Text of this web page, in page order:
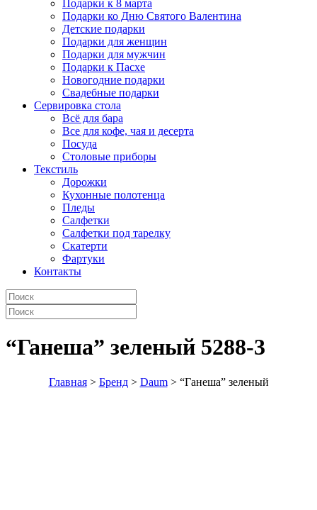
Подарки к 8 марта
Подарки ко Дню Святого Валентина
Детские подарки
Подарки для женщин
Подарки для мужчин
Подарки к Пасхе
Новогодние подарки
Свадебные подарки
Сервировка стола
Всё для бара
Все для кофе, чая и десерта
Посуда
Столовые приборы
Текстиль
Дорожки
Кухонные полотенца
Пледы
Салфетки
Салфетки под тарелку
Скатерти
Фартуки
Контакты
“Ганеша” зеленый 5288-3
Главная> Бренд> Daum> “Ганеша” зеленый